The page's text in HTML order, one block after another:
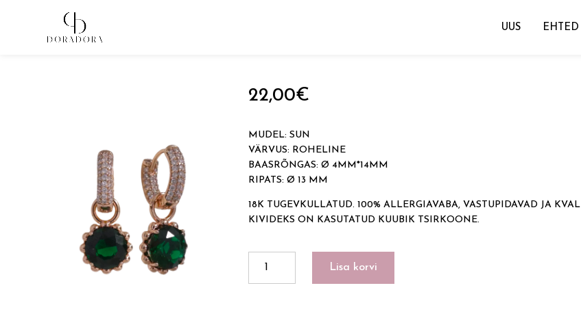
UUS EHTED
Avaleht→ Tugevkullatud ehted
22,00€
MUDEL: SUN
VÄRVUS: ROHELINE
BAASRÕNGAS: Ø 4MM*14MM
RIPATS: Ø 13 MM
18K TUGEVKULLATUD. 100% ALLERGIAVABA, VASTUPIDAVAD JA
KIVIDEKS ON KASUTATUD KUUBIK TSIRKOONE.
Lisa korvi